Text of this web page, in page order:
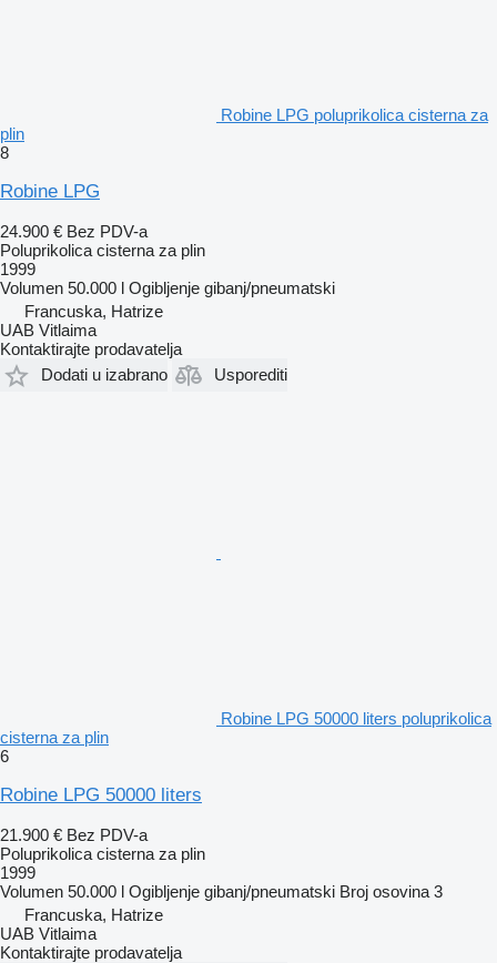
Robine LPG poluprikolica cisterna za
plin
8
Robine LPG
24.900 € Bez PDV-a
Poluprikolica cisterna za plin
1999
Volumen 50.000 l Ogibljenje gibanj/pneumatski
Francuska, Hatrize
UAB Vitlaima
Kontaktirajte prodavatelja
Dodati u izabrano
Usporediti
Robine LPG 50000 liters poluprikolica
cisterna za plin
6
Robine LPG 50000 liters
21.900 € Bez PDV-a
Poluprikolica cisterna za plin
1999
Volumen 50.000 l Ogibljenje gibanj/pneumatski Broj osovina 3
Francuska, Hatrize
UAB Vitlaima
Kontaktirajte prodavatelja